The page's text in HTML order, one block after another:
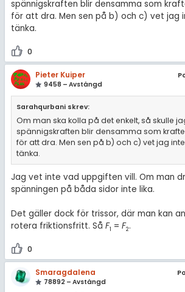
spännigskraften blir densamma som
för att dra. Men sen på b) och c) vet jag
tänka.
0
Pieter Kuiper
9458 – Avstängd
Sarahqurbani skrev:
Om man ska kolla på det enkelt, så skulle
spännigskraften blir densamma som
för att dra. Men sen på b) och c) vet jag
tänka.
Jag vet inte vad uppgiften vill. Om man
spänningen på båda sidor inte lika.
Det gäller dock för trissor, där man kan
rotera friktionsfritt. Så F1 = F2.
0
Smaragdalena
78892 – Avstängd